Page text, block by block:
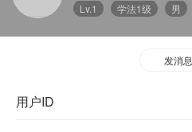
Lv.1 学法1级 男
发消息
用户ID